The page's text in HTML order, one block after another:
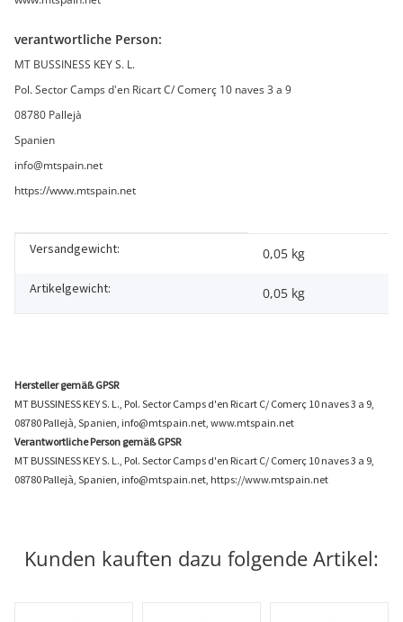
verantwortliche Person:
MT BUSSINESS KEY S. L.
Pol. Sector Camps d'en Ricart C/ Comerç 10 naves 3 a 9
08780 Pallejà
Spanien
info@mtspain.net
https://www.mtspain.net
Produkteigenschaft
Wert
Versandgewicht: 0,05 kg
Artikelgewicht: 0,05 kg
Hersteller gemäß GPSR
MT BUSSINESS KEY S. L., Pol. Sector Camps d'en Ricart C/ Comerç 10 naves 3 a 9,
08780 Pallejà, Spanien, info@mtspain.net, www.mtspain.net
Verantwortliche Person gemäß GPSR
MT BUSSINESS KEY S. L., Pol. Sector Camps d'en Ricart C/ Comerç 10 naves 3 a 9,
08780 Pallejà, Spanien, info@mtspain.net, https://www.mtspain.net
Kunden kauften dazu folgende Artikel: